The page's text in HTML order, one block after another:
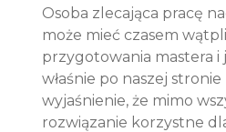
Osoba zlecająca pracę
może mieć czasem
przygotowania mastera i
właśnie po naszej
wyjaśnienie, że mimo
rozwiązanie korzystne